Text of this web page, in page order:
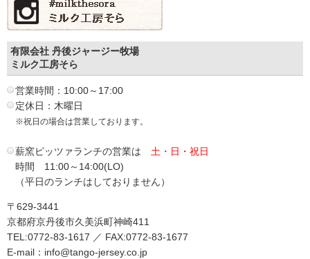
有限会社 丹後ジャージー牧場
ミルク工房そら
営業時間：10:00～17:00
定休日：木曜日
※祝日の場合は営業しております。
薪窯ピッツァランチの営業は 土・日・祝日
時間 11:00～14:00(LO)
（平日のランチはしておりません）
〒629-3441
京都府京丹後市久美浜町神崎411
TEL:0772-83-1617 ／ FAX:0772-83-1677
E-mail：info@tango-jersey.co.jp